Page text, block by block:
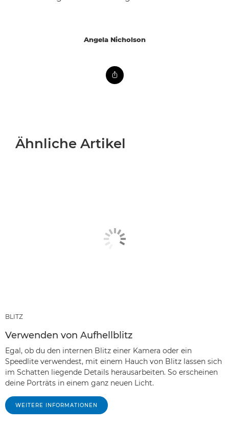
Angela Nicholson
Ähnliche Artikel
BLITZ
Verwenden von Aufhellblitz
Egal, ob du den internen Blitz einer Kamera oder ein
Speedlite verwendest, mit einem Hauch von Blitz lassen sich
im Schatten liegende Details herausarbeiten. So erscheinen
deine Porträts in einem ganz neuen Licht.
WEITERE INFORMATIONEN